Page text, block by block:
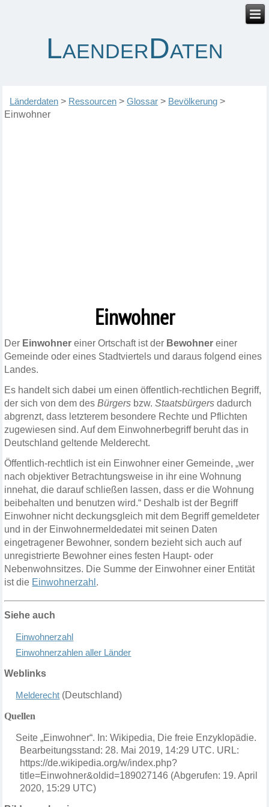
LaenderDaten
Länderdaten > Ressourcen >Glossar > Bevölkerung >
Einwohner
Einwohner
Der Einwohner einer Ortschaft ist der Bewohner einer
Gemeinde oder eines Stadtviertels und daraus folgend eines
Landes.
Es handelt sich dabei um einen öffentlich-rechtlichen Begriff,
der sich von dem desBürgers bzw.Staatsbürgers dadurch
abgrenzt, dass letzterem besondere Rechte und Pflichten
zugewiesen sind. Auf dem Einwohnerbegriff beruht das in
Deutschland geltende Melderecht.
Öffentlich-rechtlich ist ein Einwohner einer Gemeinde, „wer
nach objektiver Betrachtungsweise in ihr eine Wohnung
innehat, die darauf schließen lassen, dass er die Wohnung
beibehalten und benutzen wird.“ Deshalb ist der Begriff
Einwohner nicht deckungsgleich mit dem Begriff gemeldeter
und in der Einwohnermeldedatei mit seinen Daten
eingetragener Bewohner, sondern bezieht sich auch auf
unregistrierte Bewohner eines festen Haupt- oder
Nebenwohnsitzes. Die Summe der Einwohner einer Entität
ist die Einwohnerzahl .
Siehe auch
Einwohnerzahl
Einwohnerzahlen aller Länder
Weblinks
Melderecht (Deutschland)
Quellen
Seite „Einwohner“. In: Wikipedia, Die freie Enzyklopädie.
Bearbeitungsstand: 28. Mai 2019, 14:29 UTC. URL:
https://de.wikipedia.org/w/index.php?
title=Einwohner&oldid=189027146 (Abgerufen: 19. April
2020, 15:29 UTC)